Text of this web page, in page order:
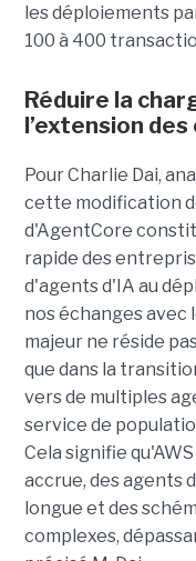
les déploiements
100 à 400
Réduire la
l’extension
Pour Charlie Dai,
cette modification
d'AgentCore
rapide des
d'agents d'IA au
nos échanges avec
majeur ne réside
que dans la
vers de multiples
service de
Cela signifie
accrue, des agents
longue et des
complexes,